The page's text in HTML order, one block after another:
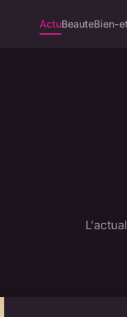
ActuBeauteBien-